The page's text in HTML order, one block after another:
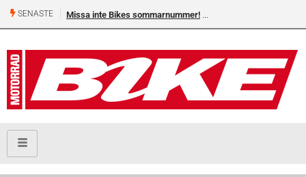
SENASTE Missa inte Bikes sommarnummer!